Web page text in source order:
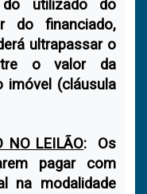
utilizado do
do financiado,
ultrapassar o
o valor da
imóvel (cláusula
NO LEILÃO: Os
pagar com
na modalidade